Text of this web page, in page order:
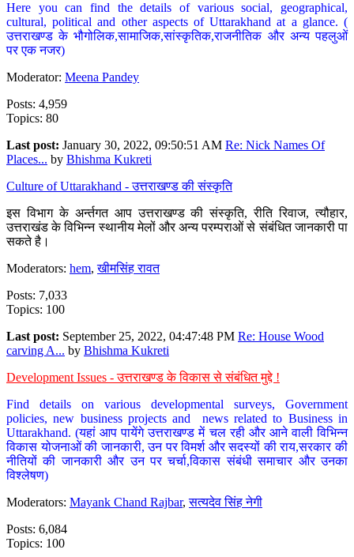
Here you can find the details of various social, geographical,
cultural, political and other aspects of Uttarakhand at a glance. (
उत्तराखण्ड के भौगोलिक,सामाजिक,सांस्कृतिक,राजनीतिक और अन्य पहलुओं
पर एक नजर)
Moderator: Meena Pandey
Posts: 4,959
Topics: 80
Last post: January 30, 2022, 09:50:51 AM Re: Nick Names Of
Places... by Bhishma Kukreti
Culture of Uttarakhand - उत्तराखण्ड की संस्कृति
इस विभाग के अर्न्तगत आप उत्तराखण्ड की संस्कृति, रीति रिवाज, त्यौहार,
उत्तराखंड के विभिन्न स्थानीय मेलों और अन्य परम्पराओं से संबंधित जानकारी पा
सकते है।
Moderators: hem,खीमसिंह रावत
Posts: 7,033
Topics: 100
Last post: September 25, 2022, 04:47:48 PM Re: House Wood
carving A... by Bhishma Kukreti
Development Issues - उत्तराखण्ड के विकास से संबंधित मुद्दे !
Find details on various developmental surveys, Government
policies, new business projects and news related to Business in
Uttarakhand. (यहां आप पायेंगे उत्तराखण्ड में चल रही और आने वाली विभिन्न
विकास योजनाओं की जानकारी, उन पर विमर्श और सदस्यों की राय,सरकार की
नीतियों की जानकारी और उन पर चर्चा,विकास संबंधी समाचार और उनका
विश्लेषण)
Moderators: Mayank Chand Rajbar,सत्यदेव सिंह नेगी
Posts: 6,084
Topics: 100